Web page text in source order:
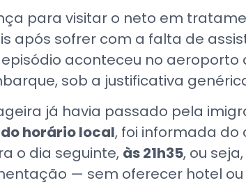
para visitar o neto em
após sofrer com a falta de
aconteceu no
sob a justificativa
já havia passado pela
do horário local, foi informada do
o dia seguinte, às 21h35, ou
— sem oferecer hotel